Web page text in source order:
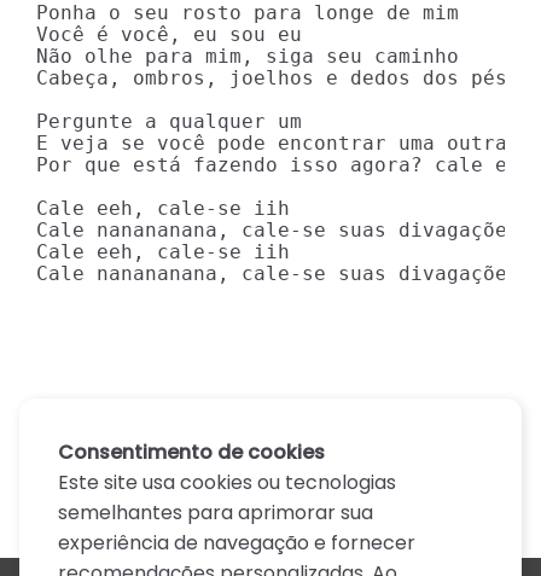
Ponha o seu rosto para longe de mim
Você é você, eu sou eu
Não olhe para mim, siga seu caminho
Cabeça, ombros, joelhos e dedos dos pés
Pergunte a qualquer um
E veja se você pode encontrar uma outra
Por que está fazendo isso agora? cale
Cale eeh, cale-se iih
Cale nanananana, cale-se suas
Cale eeh, cale-se iih
Cale nanananana, cale-se suas
Consentimento de cookies
Este site usa cookies ou tecnologias
semelhantes para aprimorar sua
experiência de navegação e fornecer